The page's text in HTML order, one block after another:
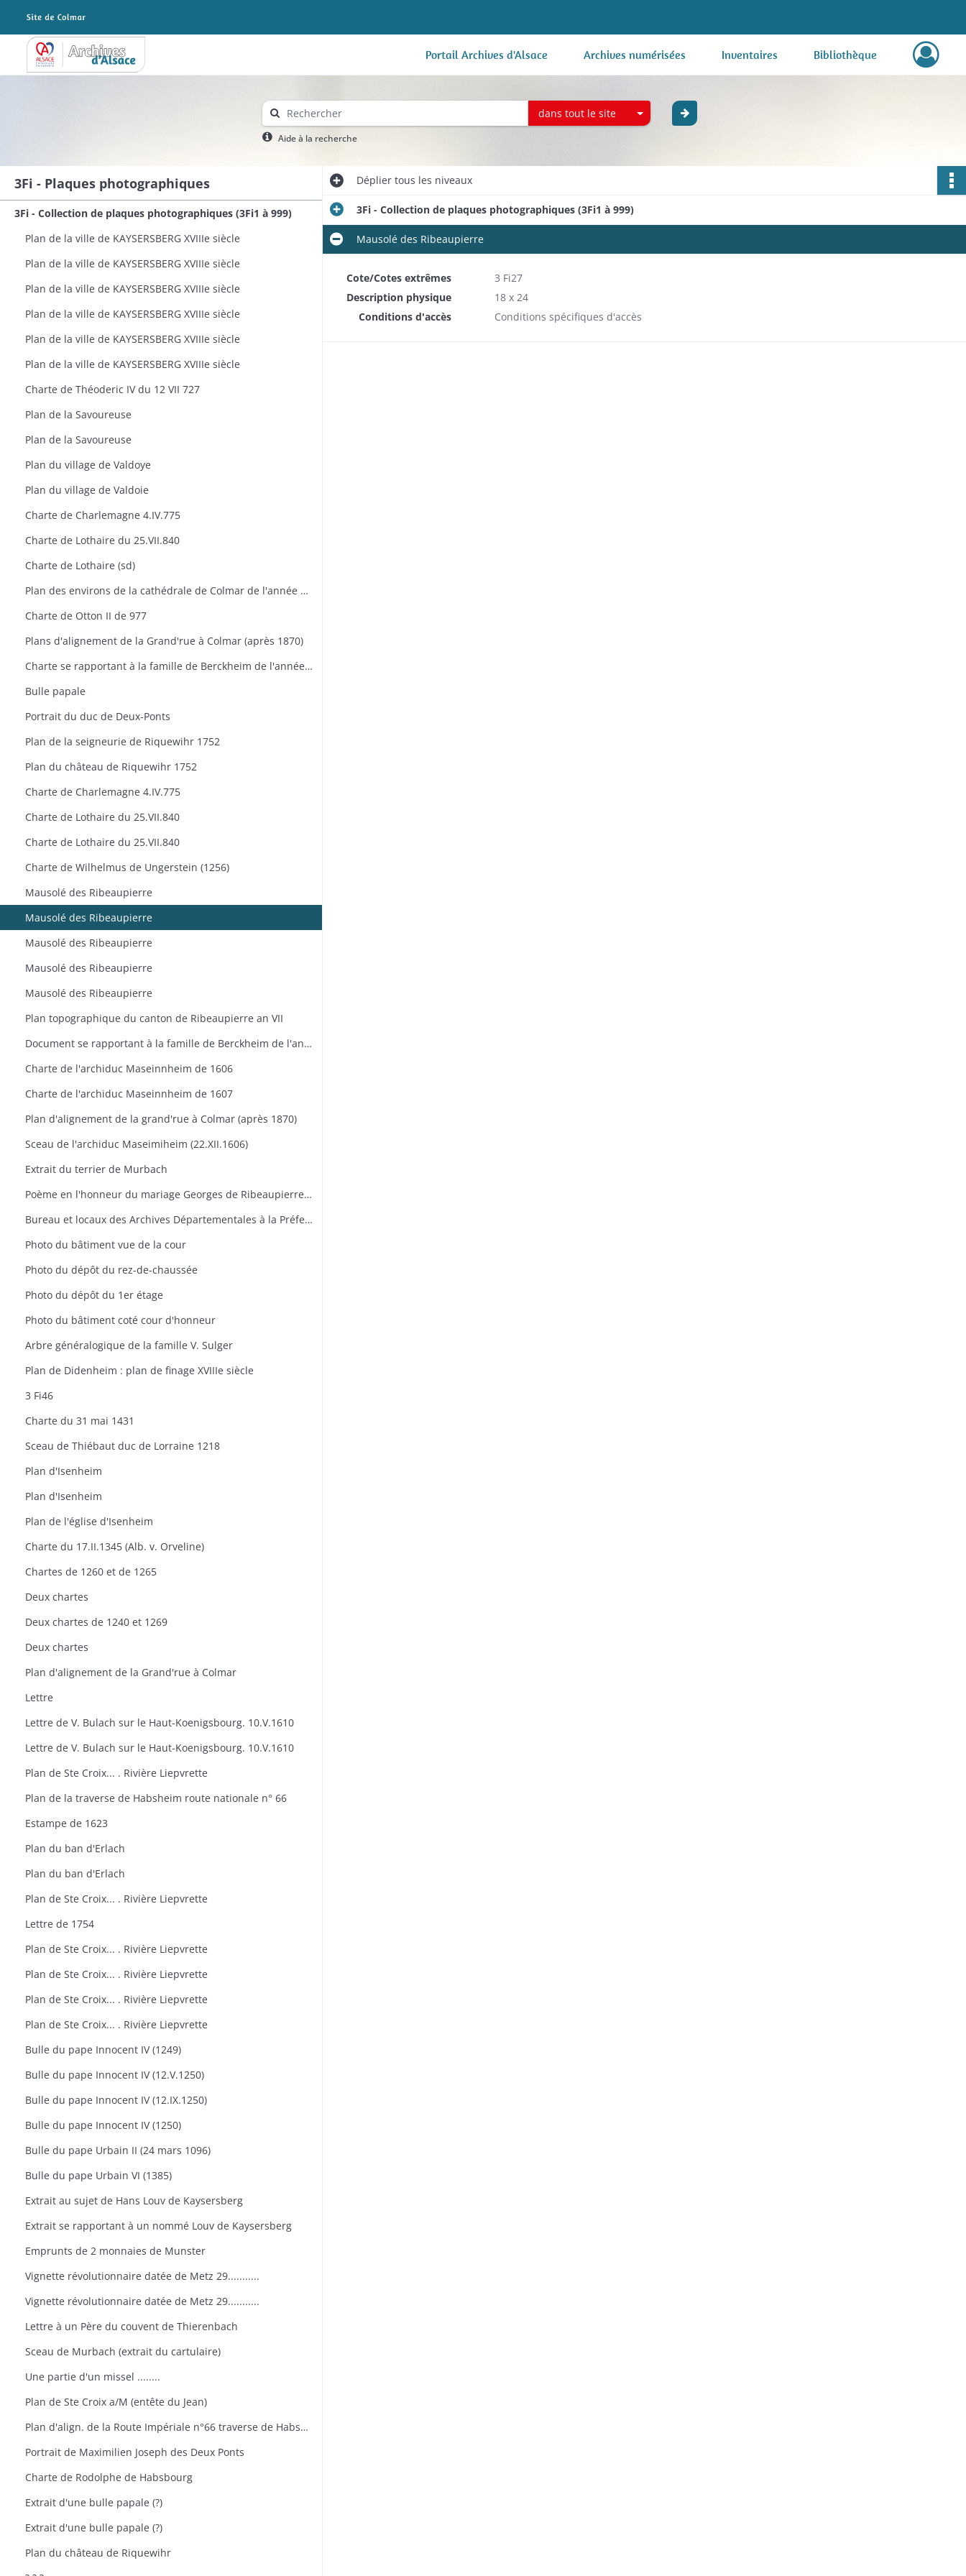
Archives Alsace - Colmar Portail Archives d'Alsace Archives numérisées Inventaires Bibliothèque
dans tout le site
Aide à la recherche
3Fi - Plaques photographiques
3Fi - Collection de plaques photographiques (3Fi1 à 999)
Plan de la ville de KAYSERSBERG XVIIIe siècle
Plan de la ville de KAYSERSBERG XVIIIe siècle
Plan de la ville de KAYSERSBERG XVIIIe siècle
Plan de la ville de KAYSERSBERG XVIIIe siècle
Plan de la ville de KAYSERSBERG XVIIIe siècle
Plan de la ville de KAYSERSBERG XVIIIe siècle
Charte de Théoderic IV du 12 VII 727
Plan de la Savoureuse
Plan de la Savoureuse
Plan du village de Valdoye
Plan du village de Valdoie
Charte de Charlemagne 4.IV.775
Charte de Lothaire du 25.VII.840
Charte de Lothaire (sd)
Plan des environs de la cathédrale de Colmar de l'année 1785
Charte de Otton II de 977
Plans d'alignement de la Grand'rue à Colmar (après 1870)
Charte se rapportant à la famille de Berckheim de l'année 1488
Bulle papale
Portrait du duc de Deux-Ponts
Plan de la seigneurie de Riquewihr 1752
Plan du château de Riquewihr 1752
Charte de Charlemagne 4.IV.775
Charte de Lothaire du 25.VII.840
Charte de Lothaire du 25.VII.840
Charte de Wilhelmus de Ungerstein (1256)
Mausolé des Ribeaupierre
Mausolé des Ribeaupierre
Mausolé des Ribeaupierre
Mausolé des Ribeaupierre
Mausolé des Ribeaupierre
Plan topographique du canton de Ribeaupierre an VII
Document se rapportant à la famille de Berckheim de l'année 1517
Charte de l'archiduc Maseinnheim de 1606
Charte de l'archiduc Maseinnheim de 1607
Plan d'alignement de la grand'rue à Colmar (après 1870)
Sceau de l'archiduc Maseimiheim (22.XII.1606)
Extrait du terrier de Murbach
Poème en l'honneur du mariage Georges de Ribeaupierre et d'Agathe de Hanau 1623
Bureau et locaux des Archives Départementales à la Préfecture de Colmar
Photo du bâtiment vue de la cour
Photo du dépôt du rez-de-chaussée
Photo du dépôt du 1er étage
Photo du bâtiment coté cour d'honneur
Arbre généralogique de la famille V. Sulger
Plan de Didenheim : plan de finage XVIIIe siècle
3 Fi46
Charte du 31 mai 1431
Sceau de Thiébaut duc de Lorraine 1218
Plan d'Isenheim
Plan d'Isenheim
Plan de l'église d'Isenheim
Charte du 17.II.1345 (Alb. v. Orveline)
Chartes de 1260 et de 1265
Deux chartes
Deux chartes de 1240 et 1269
Deux chartes
Plan d'alignement de la Grand'rue à Colmar
Lettre
Lettre de V. Bulach sur le Haut-Koenigsbourg. 10.V.1610
Lettre de V. Bulach sur le Haut-Koenigsbourg. 10.V.1610
Plan de Ste Croix... . Rivière Liepvrette
Plan de la traverse de Habsheim route nationale n° 66
Estampe de 1623
Plan du ban d'Erlach
Plan du ban d'Erlach
Plan de Ste Croix... . Rivière Liepvrette
Lettre de 1754
Plan de Ste Croix... . Rivière Liepvrette
Plan de Ste Croix... . Rivière Liepvrette
Plan de Ste Croix... . Rivière Liepvrette
Plan de Ste Croix... . Rivière Liepvrette
Bulle du pape Innocent IV (1249)
Bulle du pape Innocent IV (12.V.1250)
Bulle du pape Innocent IV (12.IX.1250)
Bulle du pape Innocent IV (1250)
Bulle du pape Urbain II (24 mars 1096)
Bulle du pape Urbain VI (1385)
Extrait au sujet de Hans Louv de Kaysersberg
Extrait se rapportant à un nommé Louv de Kaysersberg
Emprunts de 2 monnaies de Munster
Vignette révolutionnaire datée de Metz 29...........
Vignette révolutionnaire datée de Metz 29...........
Lettre à un Père du couvent de Thierenbach
Sceau de Murbach (extrait du cartulaire)
Une partie d'un missel ........
Plan de Ste Croix a/M (entête du Jean)
Plan d'align. de la Route Impériale n°66 traverse de Habsheim
Portrait de Maximilien Joseph des Deux Ponts
Charte de Rodolphe de Habsbourg
Extrait d'une bulle papale (?)
Extrait d'une bulle papale (?)
Plan du château de Riquewihr
Dépliertous les niveaux
3Fi - Collection de plaques photographiques (3Fi1 à 999)
Mausolé des Ribeaupierre
Cote/Cotes extrêmes
3 Fi27
Description physique
18 x 24
Conditions d'accès
Conditions spécifiques d'accès